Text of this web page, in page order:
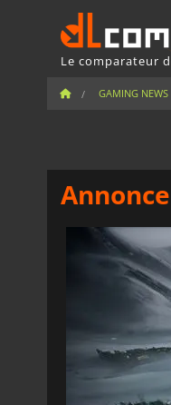
Le comparateur
GAMING NEWS